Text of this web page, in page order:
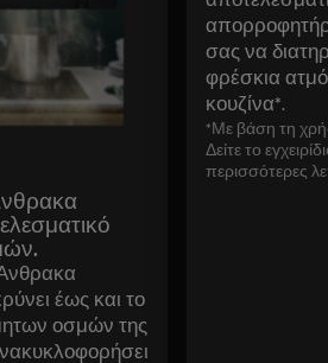
έως και το
οσμών της
σας να
φρέσκια
κουζίνα*.
*Με βάση τη
Δείτε το
περισσότερες